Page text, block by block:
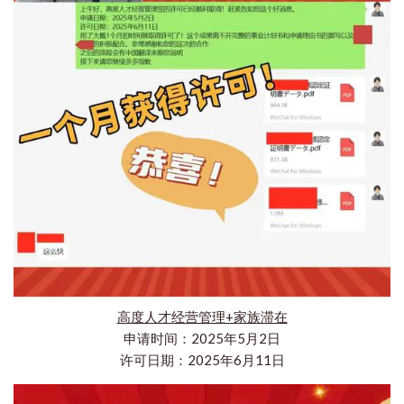
高度人才经营管理+家族滞在
申请时间：2025年5月2日
许可日期：2025年6月11日